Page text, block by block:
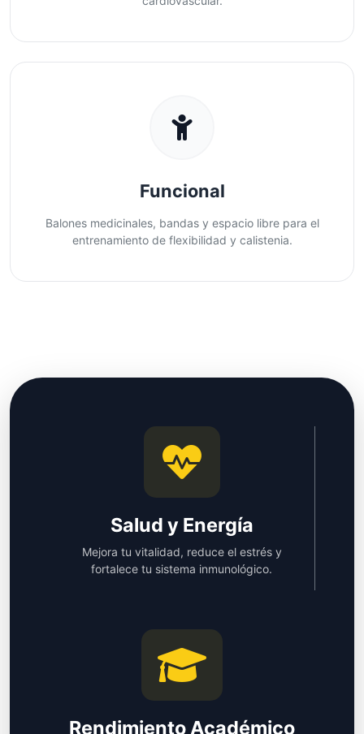
Funcional
Balones medicinales, bandas y espacio libre para el
entrenamiento de flexibilidad y calistenia.
Salud y Energía
Mejora tu vitalidad, reduce el estrés y
fortalece tu sistema inmunológico.
Rendimiento Académico